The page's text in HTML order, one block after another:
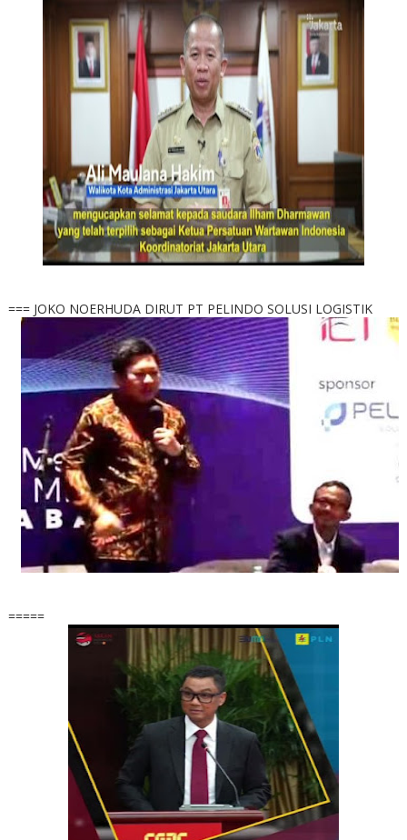
=== JOKO NOERHUDA DIRUT PT PELINDO SOLUSI LOGISTIK
=====